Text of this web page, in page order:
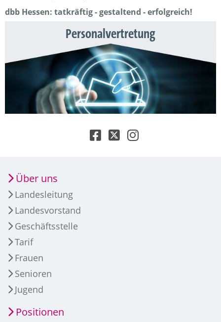
dbb Hessen: tatkräftig - gestaltend - erfolgreich!
Personalvertretung
Über uns
Landesleitung
Landesvorstand
Geschäftsstelle
Tarif
Frauen
Senioren
Jugend
Positionen